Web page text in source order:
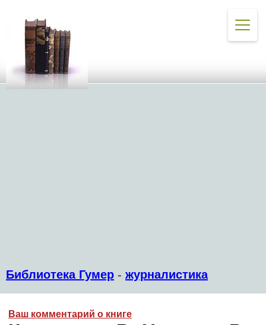
Библиотека Гумер - журналистика
Ваш комментарий о книге